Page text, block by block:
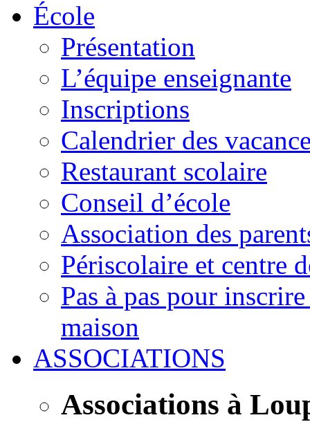
École
Présentation
L’équipe enseignante
Inscriptions
Calendrier des
Restaurant scolaire
Conseil d’école
Association des
Périscolaire et centre
Pas à pas pour
maison
ASSOCIATIONS
Associations à